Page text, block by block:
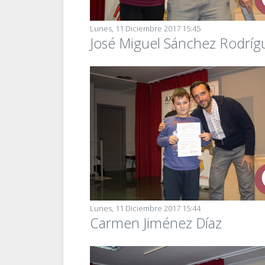
Lunes, 11 Diciembre 2017 15:45
José Miguel Sánchez
Lunes, 11 Diciembre 2017 15:44
Carmen Jiménez Díaz